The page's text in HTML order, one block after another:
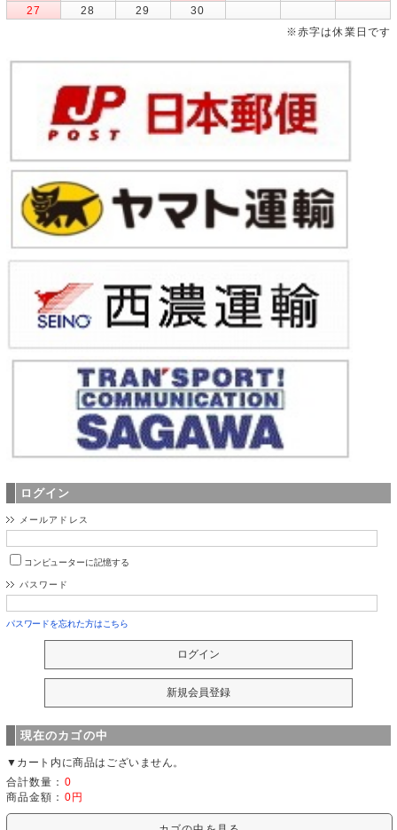
27
28 29
30
※赤字は休業日です
ログイン
メールアドレス
コンピューターに記憶する
パスワード
パスワードを忘れた方はこちら
現在のカゴの中
▼カート内に商品はございません。
合計数量： 0
商品金額： 0円